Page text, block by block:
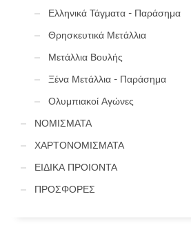
Ελληνικά Τάγματα - Παράσημα
Θρησκευτικά Μετάλλια
Μετάλλια Βουλής
Ξένα Μετάλλια - Παράσημα
Ολυμπιακοί Αγώνες
ΝΟΜΙΣΜΑΤΑ
ΧΑΡΤΟΝΟΜΙΣΜΑΤΑ
ΕΙΔΙΚΑ ΠΡΟΙΟΝΤΑ
ΠΡΟΣΦΟΡΕΣ